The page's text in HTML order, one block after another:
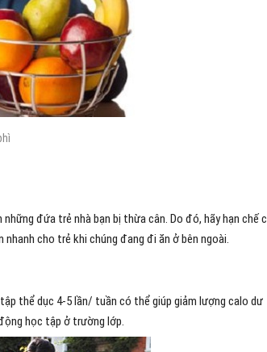
đứa trẻ nhà bạn bị thừa cân. Do đó, hãy hạn chế
cho trẻ khi chúng đang đi ăn ở bên ngoài.
thể dục 4-5 lần/ tuần có thể giúp giảm lượng calo dư
học tập ở trường lớp.